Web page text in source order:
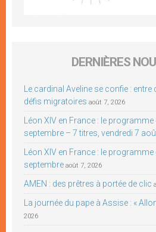
DERNIÈRES
Le cardinal Aveline se confie :
défis migratoires août 7, 2026
Léon XIV en France : le programme
septembre – 7 titres, vendredi 7
Léon XIV en France : le programme
septembre août 7, 2026
AMEN : des prêtres à portée de clic
La journée du pape à Assise : «
2026